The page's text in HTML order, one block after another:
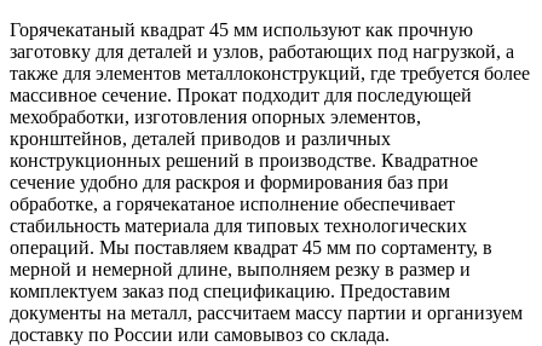
Горячекатаный квадрат 45 мм используют как прочную
заготовку для деталей и узлов, работающих под нагрузкой, а
также для элементов металлоконструкций, где требуется более
массивное сечение. Прокат подходит для последующей
мехобработки, изготовления опорных элементов,
кронштейнов, деталей приводов и различных
конструкционных решений в производстве. Квадратное
сечение удобно для раскроя и формирования баз при
обработке, а горячекатаное исполнение обеспечивает
стабильность материала для типовых технологических
операций. Мы поставляем квадрат 45 мм по сортаменту, в
мерной и немерной длине, выполняем резку в размер и
комплектуем заказ под спецификацию. Предоставим
документы на металл, рассчитаем массу партии и организуем
доставку по России или самовывоз со склада.